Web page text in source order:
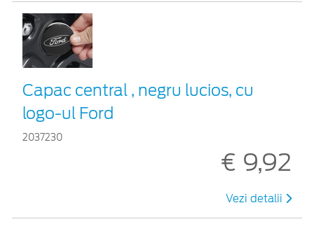
Capac central , negru lucios, cu
logo-ul Ford
2037230
€ 9,92
Vezi detalii